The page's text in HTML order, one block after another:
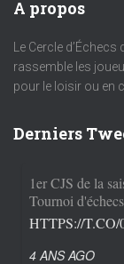
A propos
Le Cercle
rassemble les
pour le loisir ou en
Derniers
1er CJS de la
Tournoi
HTTPS://T.CO/
4 ANS AGO